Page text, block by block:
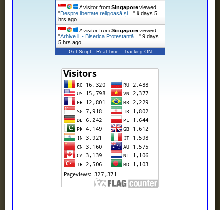
A visitor from Singaporeviewed
"Despre libertate religioasă și… " 9 days 5
hrs ago
A visitor from Singaporeviewed
"Arhive ii, - Biserica Protestantă… " 9 days
5 hrs ago
Get Script Real Time Tracking ON